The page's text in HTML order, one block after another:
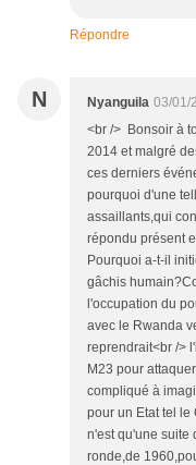
Répondre
N Nyanguila 03/01/
<br /> Bonsoir à
2014 et malgré
ces derniers
pourquoi d'une
assaillants,qui
répondu présent
Pourquoi a-t-il
gâchis
l'occupation du
avec le Rwanda
reprendrait<br />
M23 pour
compliqué à
pour un Etat tel le
n'est qu'une suite
ronde,de